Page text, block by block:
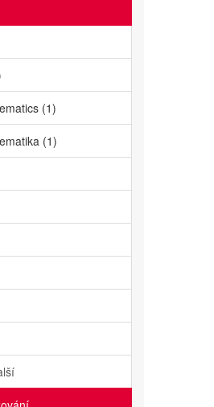
(1)
(1)